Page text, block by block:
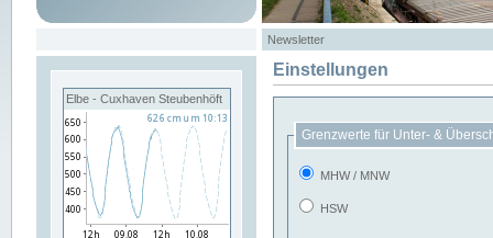
Newsletter
Elbe - Cuxhaven Steubenhöft
Einstellungen
Grenzwerte für Unter- &
MHW / MNW
HSW